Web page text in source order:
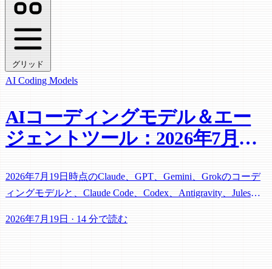
グリッド
AI Coding Models
AIコーディングモデル＆エー
ジェントツール：2026年7月の
2026年7月19日時点のClaude、GPT、Gemini、Grokのコーデ
ィングモデルと、Claude Code、Codex、Antigravity、Jules、
2026年7月19日 · 14 分で読む